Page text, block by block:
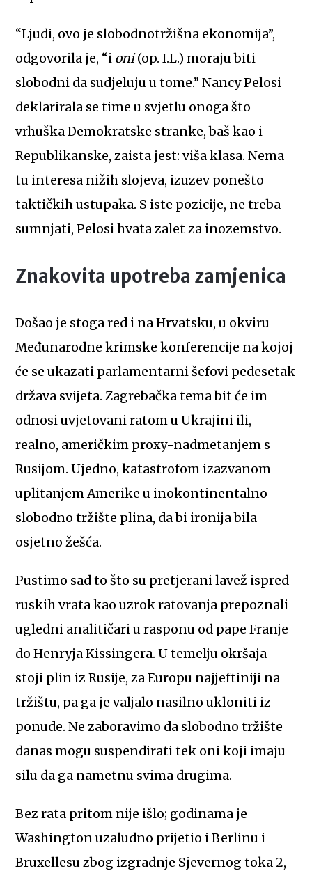
“Ljudi, ovo je slobodnotržišna ekonomija”,
odgovorila je, “i oni(op. I.L.) moraju biti
slobodni da sudjeluju u tome.” Nancy Pelosi
deklarirala se time u svjetlu onoga što
vrhuška Demokratske stranke, baš kao i
Republikanske, zaista jest: viša klasa. Nema
tu interesa nižih slojeva, izuzev ponešto
taktičkih ustupaka. S iste pozicije, ne treba
sumnjati, Pelosi hvata zalet za inozemstvo.
Znakovita upotreba zamjenica
Došao je stoga red i na Hrvatsku, u okviru
Međunarodne krimske konferencije na kojoj
će se ukazati parlamentarni šefovi pedesetak
država svijeta. Zagrebačka tema bit će im
odnosi uvjetovani ratom u Ukrajini ili,
realno, američkim proxy-nadmetanjem s
Rusijom. Ujedno, katastrofom izazvanom
uplitanjem Amerike u inokontinentalno
slobodno tržište plina, da bi ironija bila
osjetno žešća.
Pustimo sad to što su pretjerani lavež ispred
ruskih vrata kao uzrok ratovanja prepoznali
ugledni analitičari u rasponu od pape Franje
do Henryja Kissingera. U temelju okršaja
stoji plin iz Rusije, za Europu najjeftiniji na
tržištu, pa ga je valjalo nasilno ukloniti iz
ponude. Ne zaboravimo da slobodno tržište
danas mogu suspendirati tek oni koji imaju
silu da ga nametnu svima drugima.
Bez rata pritom nije išlo; godinama je
Washington uzaludno prijetio i Berlinu i
Bruxellesu zbog izgradnje Sjevernog toka 2,